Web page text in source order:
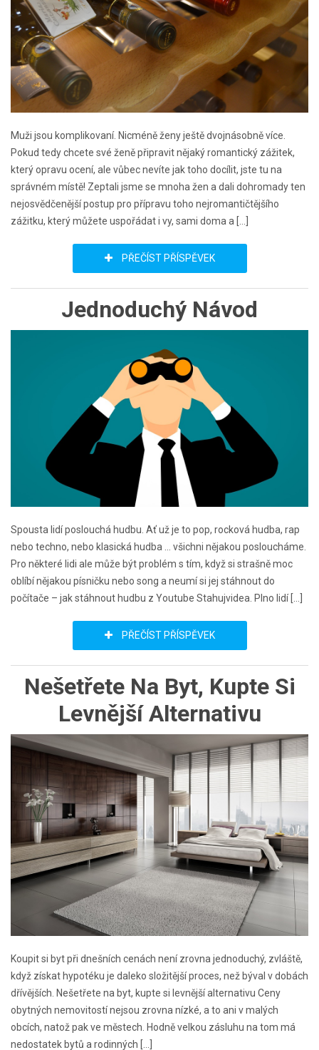
Muži jsou komplikovaní. Nicméně ženy ještě dvojnásobně více.
Pokud tedy chcete své ženě připravit nějaký romantický zážitek,
který opravu ocení, ale vůbec nevíte jak toho docílit, jste tu na
správném místě! Zeptali jsme se mnoha žen a dali dohromady ten
nejosvědčenější postup pro přípravu toho nejromantičtějšího
zážitku, který můžete uspořádat i vy, sami doma a […]
PŘEČÍST PŘÍSPĚVEK
Jednoduchý Návod
Spousta lidí poslouchá hudbu. Ať už je to pop, rocková hudba, rap
nebo techno, nebo klasická hudba … všichni nějakou posloucháme.
Pro některé lidi ale může být problém s tím, když si strašně moc
oblíbí nějakou písničku nebo song a neumí si jej stáhnout do
počítače – jak stáhnout hudbu z Youtube Stahujvidea. Plno lidí […]
PŘEČÍST PŘÍSPĚVEK
Nešetřete Na Byt, Kupte Si
Levnější Alternativu
Koupit si byt při dnešních cenách není zrovna jednoduchý, zvláště,
když získat hypotéku je daleko složitější proces, než býval v dobách
dřívějších. Nešetřete na byt, kupte si levnější alternativu Ceny
obytných nemovitostí nejsou zrovna nízké, a to ani v malých
obcích, natož pak ve městech. Hodně velkou zásluhu na tom má
nedostatek bytů a rodinných […]